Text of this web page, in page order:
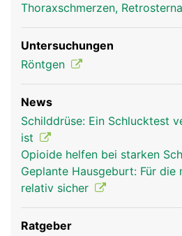
Schlüsselbein Frau
Mann
Thoraxschmerzen,
Untersuchungen
Röntgen
News
Schilddrüse: Ein Schlucktest
ist
Opioide helfen bei starken
Geplante Hausgeburt: Für die
relativ sicher
Ratgeber